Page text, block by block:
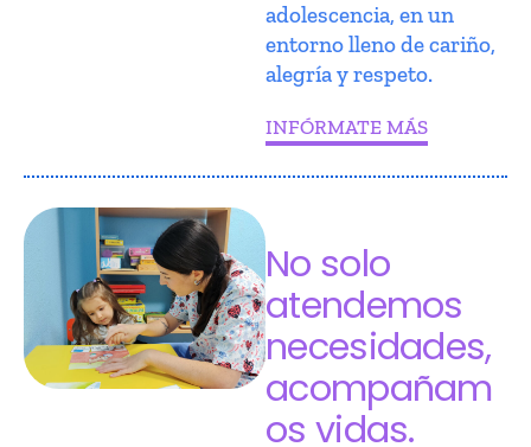
adolescencia, en un
entorno lleno de cariño,
alegría y respeto.
INFÓRMATE MÁS
No solo
atendemos
necesidades,
acompañam
os vidas.